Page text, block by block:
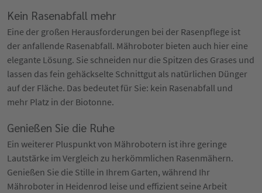
Kein Rasenabfall mehr
Eine der großen Herausforderungen bei der Rasenpflege ist
der anfallende Rasenabfall. Mähroboter bieten auch hier eine
elegante Lösung. Sie schneiden nur die Spitzen des Grases und
lassen das fein gehäckselte Schnittgut als natürlichen Dünger
auf der Fläche. Das bedeutet für Sie: kein Rasenabfall und
mehr Platz in der Biotonne.
Genießen Sie die Ruhe
Ein weiterer Pluspunkt von Mährobotern ist ihre geringe
Lautstärke im Vergleich zu herkömmlichen Rasenmähern.
Genießen Sie die Stille in Ihrem Garten, während Ihr
Mähroboter in Heidenrod leise und effizient seine Arbeit